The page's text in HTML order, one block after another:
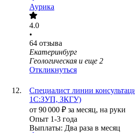
Аурика
4.0
•
64 отзыва
Екатеринбург
Геологическая и еще 2
Откликнуться
Специалист линии
1С:ЗУП, ЗКГУ)
от 90 000 ₽ за месяц, на руки
Опыт 1-3 года
Выплаты: Два раза в месяц